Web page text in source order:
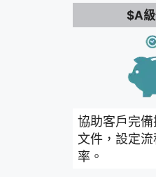
$A
協助客戶完
文件，設定
率。